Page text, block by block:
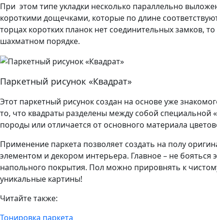
При этом типе укладки несколько параллельно
короткими дощечками, которые по длине
торцах коротких планок нет соединительных замков,
шахматном порядке.
Паркетный рисунок «Квадрат»
Этот паркетный рисунок создан на основе уже
то, что квадраты разделены между собой специальной
породы или отличается от основного материала
Применение паркета позволяет создать на полу
элементом и декором интерьера. Главное – не
напольного покрытия. Пол можно прировнять к
уникальные картины!
Читайте также:
Тонировка паркета